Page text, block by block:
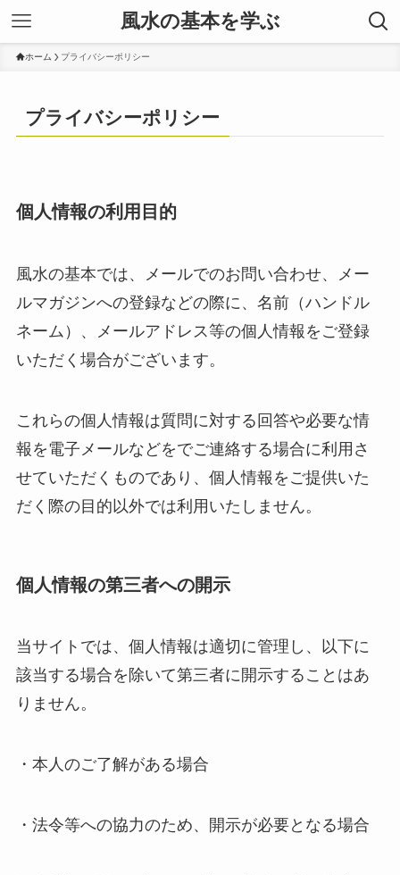
風水の基本を学ぶ
ホーム プライバシーポリシー
プライバシーポリシー
個人情報の利用目的
風水の基本では、メールでのお問い合わせ、メー
ルマガジンへの登録などの際に、名前（ハンドル
ネーム）、メールアドレス等の個人情報をご登録
いただく場合がございます。
これらの個人情報は質問に対する回答や必要な情
報を電子メールなどをでご連絡する場合に利用さ
せていただくものであり、個人情報をご提供いた
だく際の目的以外では利用いたしません。
個人情報の第三者への開示
当サイトでは、個人情報は適切に管理し、以下に
該当する場合を除いて第三者に開示することはあ
りません。
・本人のご了解がある場合
・法令等への協力のため、開示が必要となる場合